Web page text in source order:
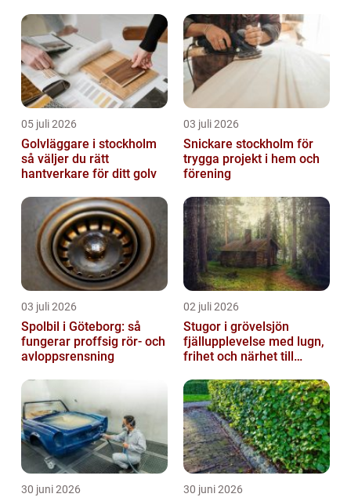
05 juli 2026
Golvläggare i stockholm
så väljer du rätt
hantverkare för ditt golv
03 juli 2026
Snickare stockholm för
trygga projekt i hem och
förening
03 juli 2026
Spolbil i Göteborg: så
fungerar proffsig rör- och
avloppsrensning
02 juli 2026
Stugor i grövelsjön
fjällupplevelse med lugn,
frihet och närhet till
30 juni 2026 30 juni 2026